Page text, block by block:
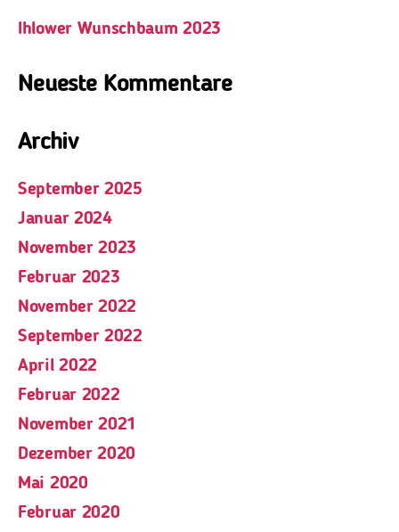
Ihlower Wunschbaum 2023
Neueste Kommentare
Archiv
September 2025
Januar 2024
November 2023
Februar 2023
November 2022
September 2022
April 2022
Februar 2022
November 2021
Dezember 2020
Mai 2020
Februar 2020